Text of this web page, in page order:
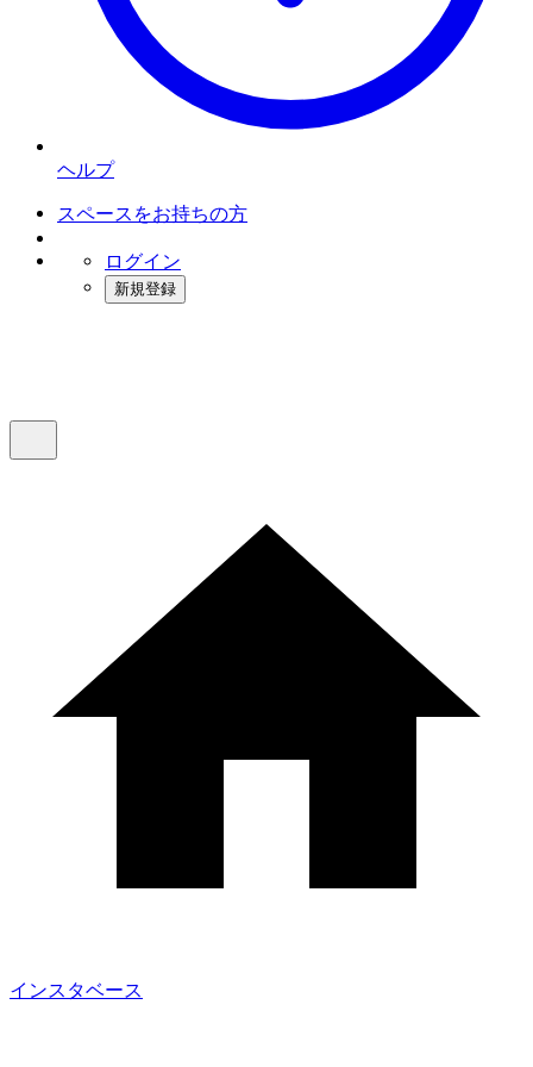
ヘルプ
スペースをお持ちの方
ログイン
新規登録
インスタベース